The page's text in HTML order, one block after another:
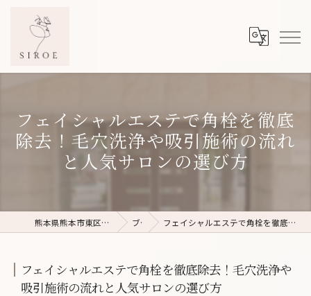
フェイシャルエステで角栓を徹底
除去！毛穴洗浄や吸引施術の流れ
と人気サロンの選び方
熊本県熊本市東区のフェイシャルエステならSIROE ブログ フェイシャルエステで角栓を徹底除去！毛穴洗浄や吸引施術の流れと人気サロンの選び方
フェイシャルエステで角栓を徹底除去！毛穴洗浄や
吸引施術の流れと人気サロンの選び方